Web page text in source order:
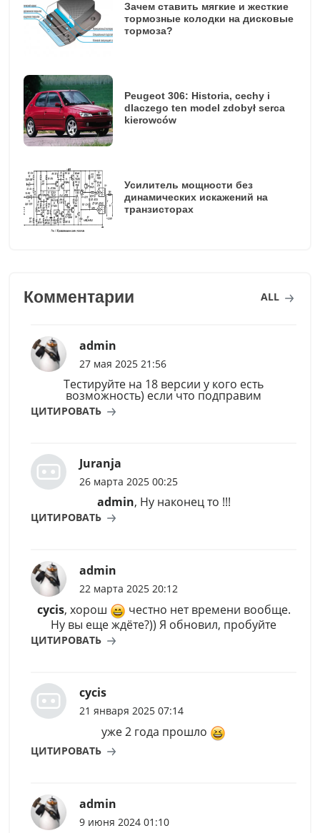
Зачем ставить мягкие и жесткие
тормозные колодки на дисковые
тормоза?
Peugeot 306: Historia, cechy i
dlaczego ten model zdobył serca
kierowców
Усилитель мощности без
динамических искажений на
транзисторах
Комментарии ALL
admin
27 мая 2025 21:56
Тестируйте на 18 версии у кого есть
возможность) если что подправим
ЦИТИРОВАТЬ
Juranja
26 марта 2025 00:25
admin, Ну наконец то !!!
ЦИТИРОВАТЬ
admin
22 марта 2025 20:12
cycis, хорош
честно нет времени вообще.
Ну вы еще ждёте?)) Я обновил, пробуйте
ЦИТИРОВАТЬ
cycis
21 января 2025 07:14
уже 2 года прошло
ЦИТИРОВАТЬ
admin
9 июня 2024 01:10